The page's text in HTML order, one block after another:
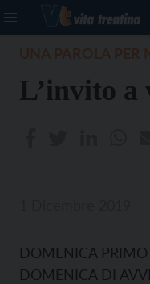
L’invito a
DOMENICA
DOMENICA DI